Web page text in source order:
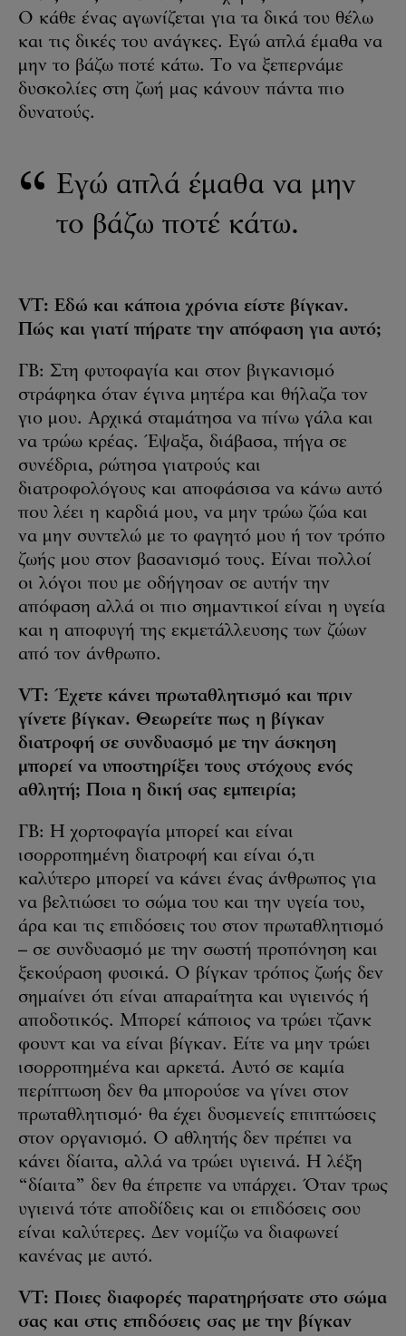
Ο κάθε ένας αγωνίζεται για τα δικά του θέλω
και τις δικές του ανάγκες. Εγώ απλά έμαθα να
μην το βάζω ποτέ κάτω. Το να ξεπερνάμε
δυσκολίες στη ζωή μας κάνουν πάντα πιο
δυνατούς.
Εγώ απλά έμαθα να μην
το βάζω ποτέ κάτω.
VT: Εδώ και κάποια χρόνια είστε βίγκαν.
Πώς και γιατί πήρατε την απόφαση για αυτό;
ΓΒ: Στη φυτοφαγία και στον βιγκανισμό
στράφηκα όταν έγινα μητέρα και θήλαζα τον
γιο μου. Αρχικά σταμάτησα να πίνω γάλα και
να τρώω κρέας. Έψαξα, διάβασα, πήγα σε
συνέδρια, ρώτησα γιατρούς και
διατροφολόγους και αποφάσισα να κάνω αυτό
που λέει η καρδιά μου, να μην τρώω ζώα και
να μην συντελώ με το φαγητό μου ή τον τρόπο
ζωής μου στον βασανισμό τους. Είναι πολλοί
οι λόγοι που με οδήγησαν σε αυτήν την
απόφαση αλλά οι πιο σημαντικοί είναι η υγεία
και η αποφυγή της εκμετάλλευσης των ζώων
από τον άνθρωπο.
VT: Έχετε κάνει πρωταθλητισμό και πριν
γίνετε βίγκαν. Θεωρείτε πως η βίγκαν
διατροφή σε συνδυασμό με την άσκηση
μπορεί να υποστηρίξει τους στόχους ενός
αθλητή; Ποια η δική σας εμπειρία;
ΓΒ: Η χορτοφαγία μπορεί και είναι
ισορροπημένη διατροφή και είναι ό,τι
καλύτερο μπορεί να κάνει ένας άνθρωπος για
να βελτιώσει το σώμα του και την υγεία του,
άρα και τις επιδόσεις του στον πρωταθλητισμό
– σε συνδυασμό με την σωστή προπόνηση και
ξεκούραση φυσικά. Ο βίγκαν τρόπος ζωής δεν
σημαίνει ότι είναι απαραίτητα και υγιεινός ή
αποδοτικός. Μπορεί κάποιος να τρώει τζανκ
φουντ και να είναι βίγκαν. Είτε να μην τρώει
ισορροπημένα και αρκετά. Αυτό σε καμία
περίπτωση δεν θα μπορούσε να γίνει στον
πρωταθλητισμό· θα έχει δυσμενείς επιπτώσεις
στον οργανισμό. Ο αθλητής δεν πρέπει να
κάνει δίαιτα, αλλά να τρώει υγιεινά. Η λέξη
“δίαιτα” δεν θα έπρεπε να υπάρχει. Όταν τρως
υγιεινά τότε αποδίδεις και οι επιδόσεις σου
είναι καλύτερες. Δεν νομίζω να διαφωνεί
κανένας με αυτό.
VT: Ποιες διαφορές παρατηρήσατε στο σώμα
σας και στις επιδόσεις σας με την βίγκαν